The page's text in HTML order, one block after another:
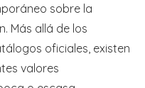
sobre la
Más allá de los
oficiales, existen
valores